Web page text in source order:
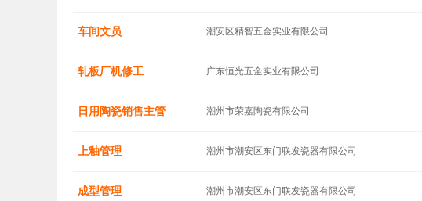
车间文员 潮安区精智五金实业有限公司
轧板厂机修工 广东恒光五金实业有限公司
日用陶瓷销售主管 潮州市荣嘉陶瓷有限公司
上釉管理 潮州市潮安区东门联发瓷器有限公司
成型管理 潮州市潮安区东门联发瓷器有限公司